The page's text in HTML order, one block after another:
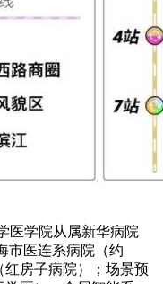
学院从属新华病院
市医连系病院（约
红房子病院）；场景预